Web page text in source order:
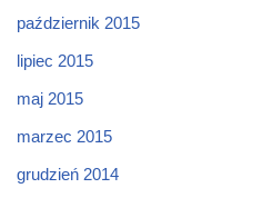
październik 2015
lipiec 2015
maj 2015
marzec 2015
grudzień 2014